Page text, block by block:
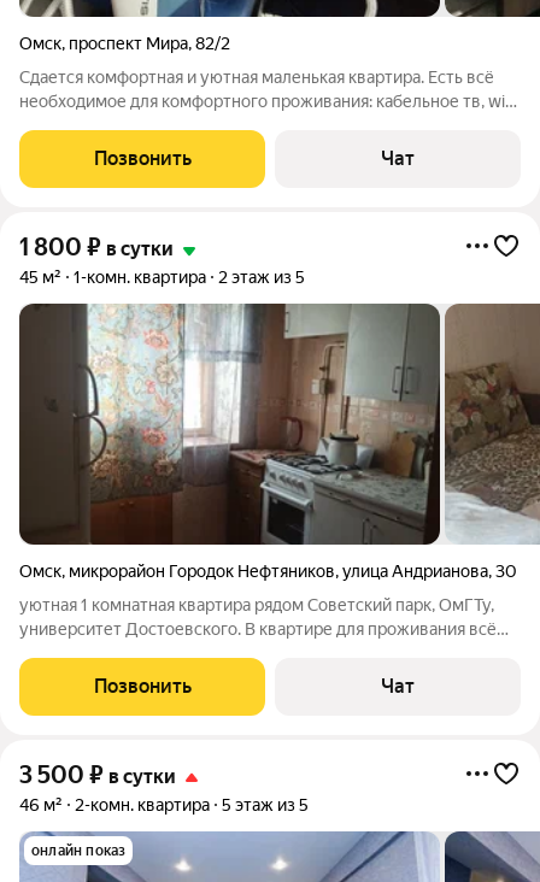
Омск, проспект Мира,82/2
Сдается комфортная и уютная маленькая квартира. Есть всё
необходимое для комфортного проживания: кабельное тв, wi-
чистое постельное, гигиенические принадлежности. Чистое
постельное,
Позвонить Чат
1 800 ₽ в сутки
45 м² 1-комн. квартира 2 этаж из 5
Омск, микрорайон Городок Нефтяников,улица Андрианова,30
уютная 1 комнатная квартира рядом Советский парк, ОмГТу,
университет Достоевского. В квартире для проживания всё
вечеринок, с животными не заселяем. тел. (89994701802)
Позвонить Чат
3 500 ₽ в сутки
46 м² 2-комн. квартира 5 этаж из 5
онлайн показ